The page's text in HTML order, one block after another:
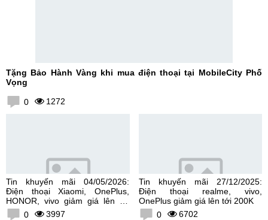
Tặng Bảo Hành Vàng khi mua điện thoại tại MobileCity Phố
Vọng
0 1272
Tin khuyến mãi 04/05/2026:
Điện thoại Xiaomi, OnePlus,
HONOR, vivo giảm giá lên tới
300K0 3997
Tin khuyến mãi 27/12/2025:
Điện thoại realme, vivo,
OnePlus giảm giá lên tới 200K
0
6702